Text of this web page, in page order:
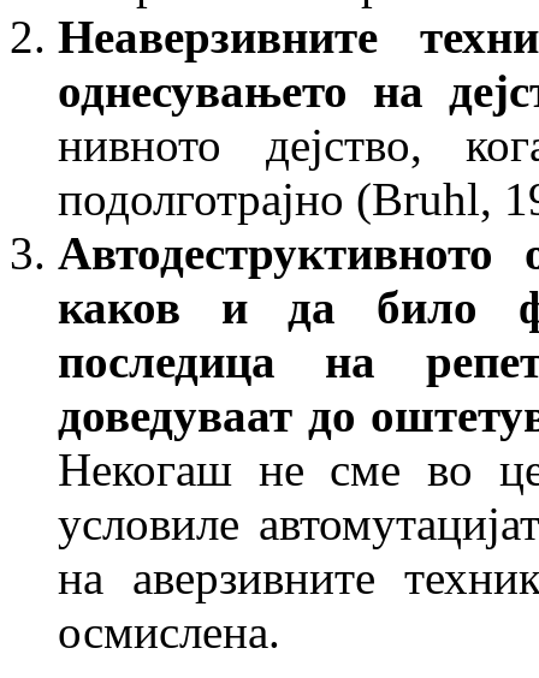
Неаверзивните
однесувањето на
нивното дејство,
подолготрајно (Bruhl,
каков и да било
последица на
доведуваат до
Некогаш не сме во
условиле
на аверзивните
осмислена.